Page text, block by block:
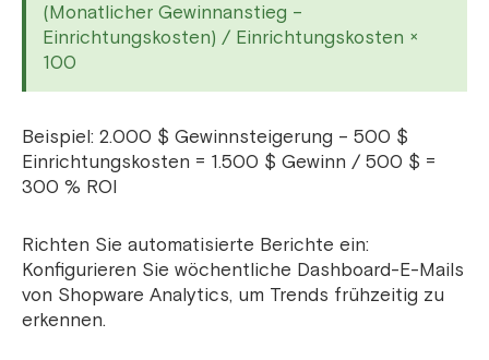
(Monatlicher Gewinnanstieg –
Einrichtungskosten) / Einrichtungskosten ×
100
Beispiel: 2.000 $ Gewinnsteigerung – 500 $
Einrichtungskosten = 1.500 $ Gewinn / 500 $ =
300 % ROI
Richten Sie automatisierte Berichte ein:
Konfigurieren Sie wöchentliche Dashboard-E-Mails
von Shopware Analytics, um Trends frühzeitig zu
erkennen.